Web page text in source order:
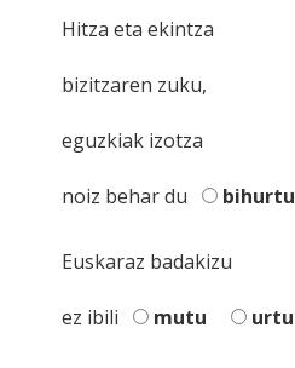
Hitza eta ekintza
bizitzaren zuku,
eguzkiak izotza
noiz behar du bihurtu
Euskaraz badakizu
ez ibili mutu urtu